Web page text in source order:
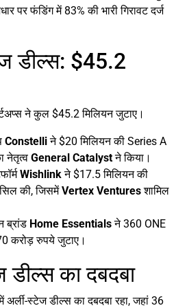
पर फंडिंग में 83% की भारी गिरावट दर्ज
डील्स: $45.2
ने कुल $45.2 मिलियन जुटाए।
Constelliने $20 मिलियन की Series A
नेतृत्व General Catalystने किया।
Wishlinkने $17.5 मिलियन की
की, जिसमेंVertex Venturesशामिल
ब्रांड Home Essentialsने 360 ONE
करोड़ रुपये जुटाए।
डील्स का दबदबा
अर्ली-स्टेज डील्स का दबदबा रहा, जहां 36